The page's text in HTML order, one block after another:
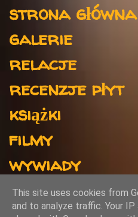
r
z
strona główna
galerie
relacje
recenzje płyt
książki
filmy
wywiady
kontakt
This site uses cookies from
and to analyze traffic. Your